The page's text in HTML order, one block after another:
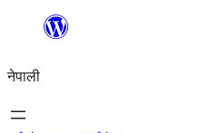
सामग्रीमा
नेपाली